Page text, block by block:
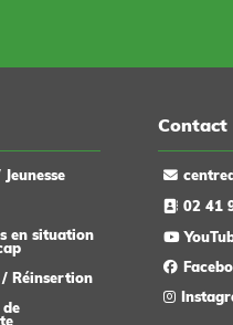
en situation
Réinsertion
de
Contact
02 41